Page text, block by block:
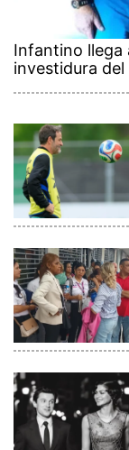
Infantino llega
investidura